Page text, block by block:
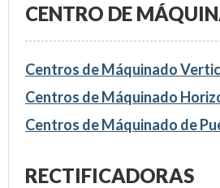
CENTRO DE
Centros de Máquinado
Centros de Máquinado
Centros de Máquinado de
RECTIFICADORAS